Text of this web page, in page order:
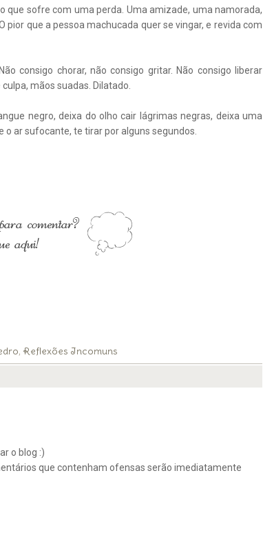
que sofre com uma perda. Uma amizade, uma namorada,
pior que a pessoa machucada quer se vingar, e revida com
consigo chorar, não consigo gritar. Não consigo liberar
mãos suadas. Dilatado.
negro, deixa do olho cair lágrimas negras, deixa uma
o ar sufocante, te tirar por alguns segundos.
, Reflexões Incomuns
o blog :)
que contenham ofensas serão imediatamente